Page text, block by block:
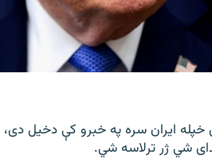
خپله ایران سره په خبرو کې دخیل
شي ژر ترلاسه شي.